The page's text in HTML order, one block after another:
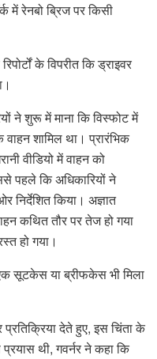
में रेनबो ब्रिज पर किसी
के विपरीत कि ड्राइवर
ने शुरू में माना कि विस्फोट में
शामिल था। प्रारंभिक
वीडियो में वाहन को
पहले कि अधिकारियों ने
निर्देशित किया। अज्ञात
कथित तौर पर तेज हो गया
हो गया।
सूटकेस या ब्रीफकेस भी मिला
प्रतिक्रिया देते हुए, इस चिंता के
थी, गवर्नर ने कहा कि